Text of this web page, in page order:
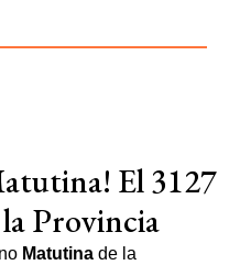
El 3127
la Provincia
Matutina de la